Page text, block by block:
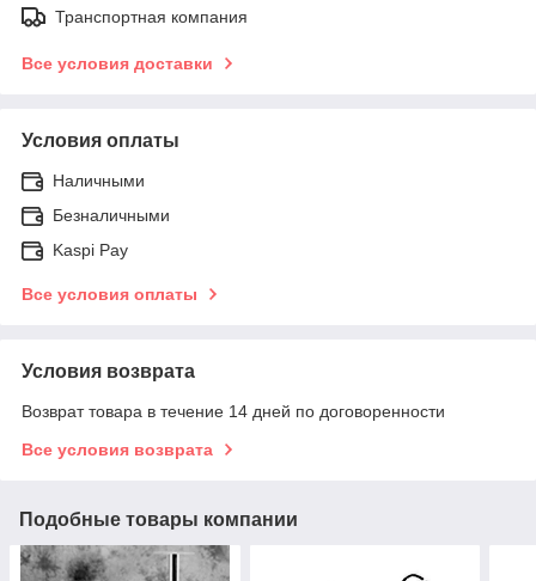
Транспортная компания
Все условия доставки
Условия оплаты
Наличными
Безналичными
Kaspi Pay
Все условия оплаты
Условия возврата
Возврат товара в течение 14 дней по договоренности
Все условия возврата
Подобные товары компании